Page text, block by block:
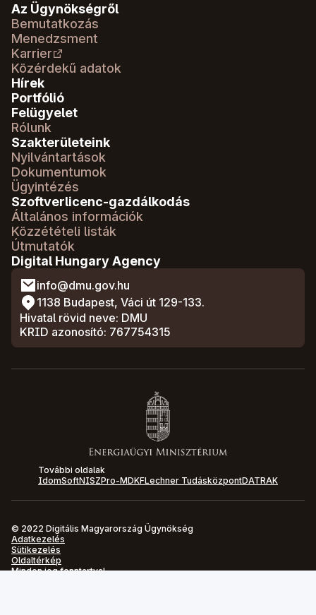
Az Ügynökségről
Bemutatkozás
Menedzsment
Karrier
Közérdekű adatok
Hírek
Portfólió
Felügyelet
Rólunk
Szakterületeink
Nyilvántartások
Dokumentumok
Ügyintézés
Szoftverlicenc-gazdálkodás
Általános információk
Közzétételi listák
Útmutatók
Digital Hungary Agency
info@dmu.gov.hu
1138 Budapest, Váci út 129-133.
Hivatal rövid neve: DMU
KRID azonosító: 767754315
További oldalak
IdomSoftNISZPro-MDKFLechner TudásközpontDATRAK
© 2022 Digitális Magyarország Ügynökség
Adatkezelés
Sütikezelés
Oldaltérkép
Minden jog fenntartva!